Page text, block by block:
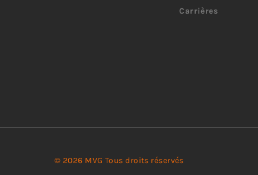
Carrières
© 2026 MVG Tous droits réservés